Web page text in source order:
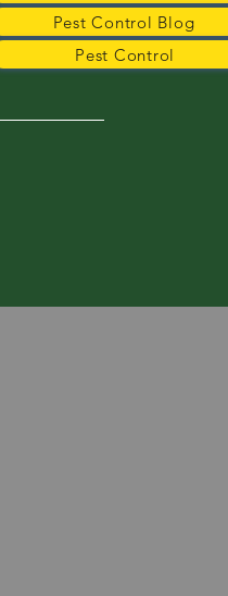
Pest Control Blog
Pest Control